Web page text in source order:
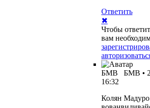
Ответить
✖
Чтобы
вам
БМВ БМВ •
16:32
Колян Мадуро